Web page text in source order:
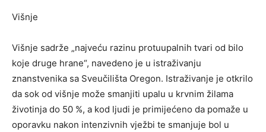
Višnje
Višnje sadrže „najveću razinu protuupalnih tvari od bilo
koje druge hrane“, navedeno je u istraživanju
znanstvenika sa Sveučilišta Oregon. Istraživanje je otkrilo
da sok od višnje može smanjiti upalu u krvnim žilama
životinja do 50 %, a kod ljudi je primijećeno da pomaže u
oporavku nakon intenzivnih vježbi te smanjuje bol u